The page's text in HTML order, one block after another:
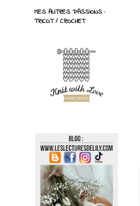
MES AUTRES PASSIONS :
TRICOT / CROCHET